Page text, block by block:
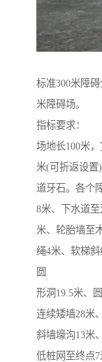
标准300米障
米障碍场。
指标要求：
场地长100米
米(可折返设置
道牙石。各个
8米、下水道
米、轮胎墙至
绳4米、软梯
圆
形洞19.5米、
连续矮墙28米
斜墙壕沟13米
低桩网至终点7